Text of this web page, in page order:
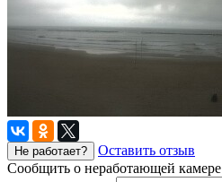
Не работает?
Оставить отзыв
Сообщить о неработающей камере